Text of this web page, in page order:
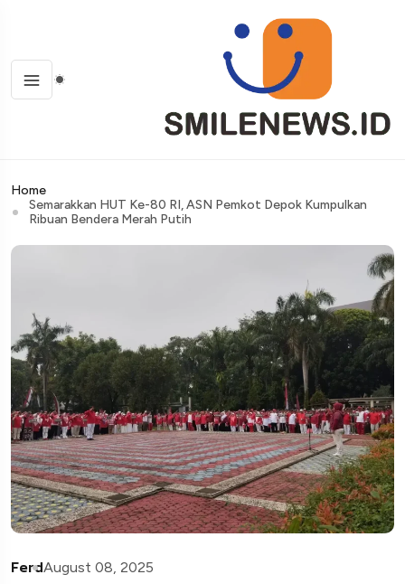
Home
Semarakkan HUT Ke-80 RI, ASN Pemkot Depok Kumpulkan
Ribuan Bendera Merah Putih
FerdAugust 08, 2025